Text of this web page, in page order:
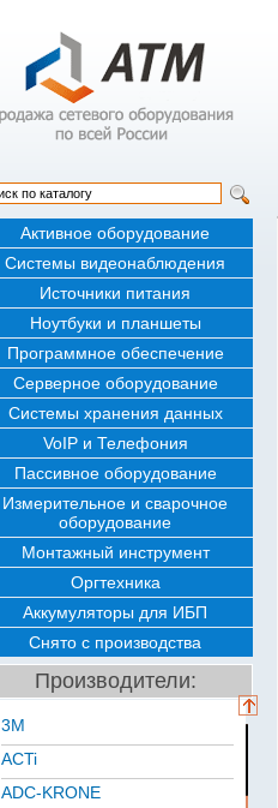
Активное оборудование
Системы видеонаблюдения
Источники питания
Ноутбуки и планшеты
Программное обеспечение
Серверное оборудование
Системы хранения данных
VoIP и Телефония
Пассивное оборудование
Измерительное и сварочное
оборудование
Монтажный инструмент
Оргтехника
Аккумуляторы для ИБП
Снято с производства
Производители:
3M
ACTi
ADC-KRONE